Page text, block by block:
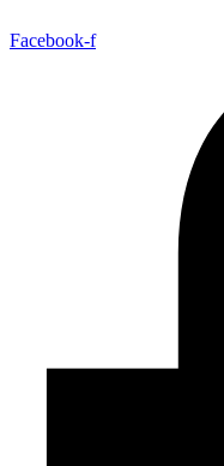
Facebook-f